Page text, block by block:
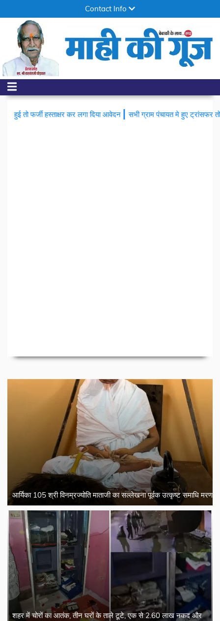
Contact Info
लगा दिया आवेदन|सभी ग्राम पंचायत मे हुए ट्रांसफर तो परवाड़ा ग्राम पंचायत के
आर्यिका 105 श्री विनम्रज्योति माताजी का सल्लेखना पूर्वक उत्कृष्ट समाधि मरण
शहर में चोरों का आतंक, तीन घरों के ताले टूटे, एक से 2.60 लाख नकद और